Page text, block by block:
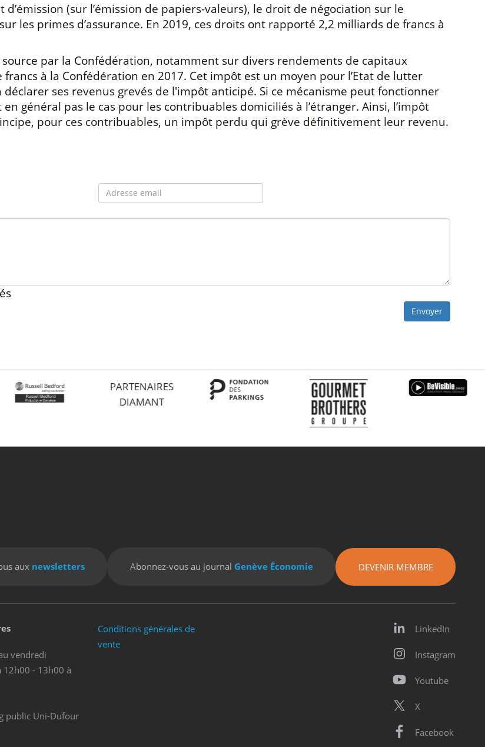
(sur l’émission de papiers-valeurs), le droit de négociation sur le
les primes d’assurance. En 2019, ces droits ont rapporté 2,2 milliards de francs à
par la Confédération, notamment sur divers rendements de capitaux
à la Confédération en 2017. Cet impôt est un moyen pour l’Etat de lutter
ses revenus grevés de l'impôt anticipé. Si ce mécanisme peut fonctionner
général pas le cas pour les contribuables domiciliés à l’étranger. Ainsi, l’impôt
pour ces contribuables, un impôt perdu qui grève définitivement leur revenu.
Envoyer
PARTENAIRES
DIAMANT
aux newsletters Abonnez-vous au journal Genève Économie DEVENIR MEMBRE
vendredi
12h00 - 13h00 à
public Uni-Dufour
Conditions générales de
vente
LinkedIn
Instagram
Youtube
X
Facebook